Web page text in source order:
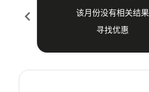
chevron_left
该月份没有相关结果
寻找优惠